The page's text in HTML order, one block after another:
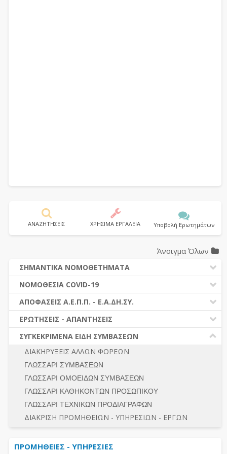
ΑΝΑΖΗΤΗΣΕΙΣ ΧΡΗΣΙΜΑ ΕΡΓΑΛΕΙΑ Υποβολή Ερωτημάτων
Άνοιγμα Όλων
ΣΗΜΑΝΤΙΚΑ ΝΟΜΟΘΕΤΗΜΑΤΑ
ΔΗΜΟΣΙΕΣ ΣΥΜΒΑΣΕΙΣ (Ν. 4412/2016)
ΔΗΜΟΤΙΚΟΣ ΚΩΔΙΚΑΣ (Ν.3463/2006)
ΚΑΛΛΙΚΡΑΤΗΣ (Ν.3852/2010)
ΝΟΜΟΘΕΣΙΑ - ΝΟΜΟΛΟΓΙΑ (ΣΥΝΟΛΟ)
ΝΟΜΟΘΕΣΙΑ COVID-19
ΝΟΜΟΘΕΣΙΑ - ΝΟΜΟΛΟΓΙΑ COVID -19
ΕΡΩΤΗΣΕΙΣ - ΑΠΑΝΤΗΣΕΙΣ
ΑΠΟΦΑΣΕΙΣ Α.Ε.Π.Π. - Ε.Α.ΔΗ.ΣΥ.
ΠΡΟΔΙΚΑΣΤΙΚΗ ΠΡΟΣΦΥΓΗ
ΓΕΝΙΚΟΙ ΚΑΝΟΝΕΣ
ΔΙΚΑΙΟΥΜΕΝΟΙ ΣΥΜΜΕΤΟΧΗΣ
ΠΡΟΣΦΟΡΕΣ – ΔΙΚΑΙΟΛΟΓΗΤΙΚΑ ΣΥΜΜΕΤΟΧΗΣ
ΔΙΕΞΑΓΩΓΗ ΔΙΑΔΙΚΑΣΙΑΣ
ΕΣΗΔΗΣ – ΚΗΜΔΗΣ
ΠΕΡΙΛΗΨΕΙΣ ΑΠΟΦΑΣΕΩΝ Α.Ε.Π.Π. - Ε.Α.ΔΗ.ΣΥ.
ΣΥΝΟΛΟ
ΕΡΩΤΗΣΕΙΣ - ΑΠΑΝΤΗΣΕΙΣ
Ν. 4782/2021 - ΤΡΟΠΟΠΟΙΗΣΗ 4412/2016
ΔΙΕΞΑΓΩΓΗ ΔΙΑΔΙΚΑΣΙΑΣ
ΔΙΑΔΙΚΑΣΙΕΣ ΑΝΑΘΕΣΗΣ
ΓΕΝΙΚΟΙ ΚΑΝΟΝΕΣ
ΠΡΟΕΤΟΙΜΑΣΙΑ - ΔΗΜΟΣΙΟΤΗΤΑ
ΛΟΓΟΙ ΑΠΟΚΛΕΙΣΜΟΥ-ΔΙΚΑΙΟΥΜΕΝΟΙ ΣΥΜΜΕΤΟΧΗΣ
ΠΡΟΣΦΟΡΕΣ - ΔΙΚΑΙΟΛΟΓΗΤΙΚΑ ΣΥΜΜΕΤΟΧΗΣ
ΣΥΓΚΕΚΡΙΜΕΝΑ ΕΙΔΗ ΣΥΜΒΑΣΕΩΝ
ΔΙΑΚΗΡΥΞΕΙΣ ΑΛΛΩΝ ΦΟΡΕΩΝ
ΓΛΩΣΣΑΡΙ ΣΥΜΒΑΣΕΩΝ
ΓΛΩΣΣΑΡΙ ΟΜΟΕΙΔΩΝ ΣΥΜΒΑΣΕΩΝ
ΓΛΩΣΣΑΡΙ ΚΑΘΗΚΟΝΤΩΝ ΠΡΟΣΩΠΙΚΟΥ
ΓΛΩΣΣΑΡΙ ΤΕΧΝΙΚΩΝ ΠΡΟΔΙΑΓΡΑΦΩΝ
ΔΙΑΚΡΙΣΗ ΠΡΟΜΗΘΕΙΩΝ - ΥΠΗΡΕΣΙΩΝ - ΕΡΓΩΝ
ΠΡΟΜΗΘΕΙΕΣ - ΥΠΗΡΕΣΙΕΣ